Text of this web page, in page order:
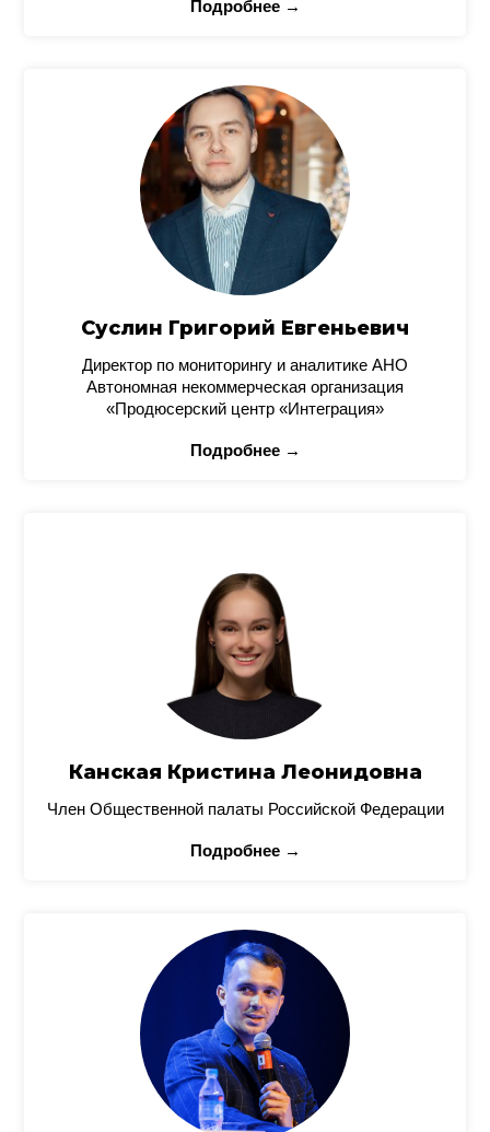
Подробнее →
Суслин Григорий Евгеньевич
Директор по мониторингу и аналитике АНО
Автономная некоммерческая организация
«Продюсерский центр «Интеграция»
Подробнее →
Канская Кристина Леонидовна
Член Общественной палаты Российской Федерации
Подробнее →